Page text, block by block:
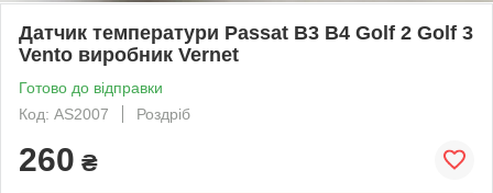
Датчик температури Passat B3 B4 Golf 2 Golf 3
Vento виробник Vernet
Готово до відправки
Код: AS2007
Роздріб
260 ₴